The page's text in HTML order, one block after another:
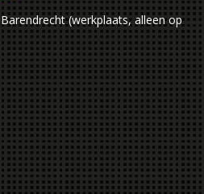
(werkplaats, alleen op